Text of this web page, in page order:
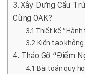
3. Xây Dựng Cấu
Cùng OAK?
3.1 Thiết kế
3.2 Kiến tạo
4. Tháo Gỡ “Điểm
4.1 Bài toán quy